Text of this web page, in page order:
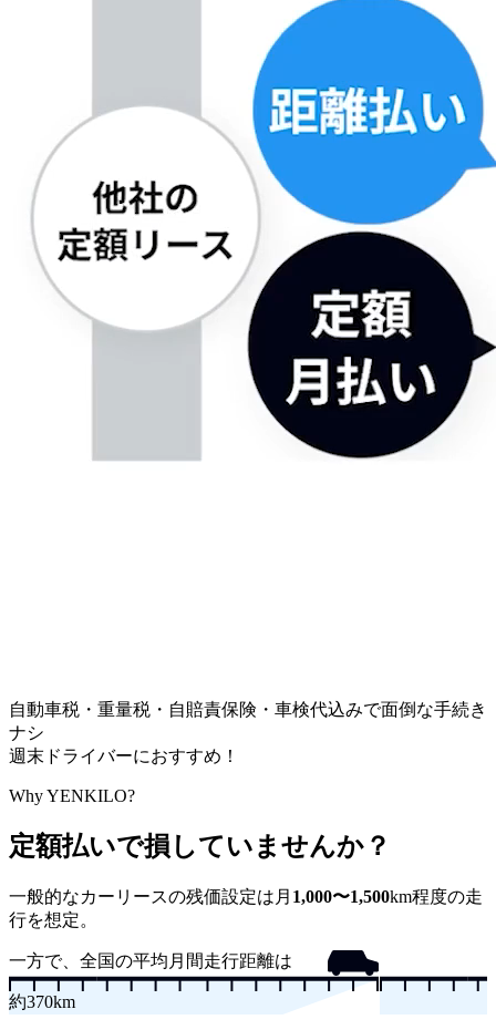
自動車税・重量税・自賠責保険・車検代込みで面倒な手続き
ナシ
週末ドライバーにおすすめ！
Why YENKILO?
定額払いで損していませんか？
一般的なカーリースの残価設定は 月 1,000〜1,500km程度の走
行を想定。
一方で、全国の平均月間走行距離は
約370km